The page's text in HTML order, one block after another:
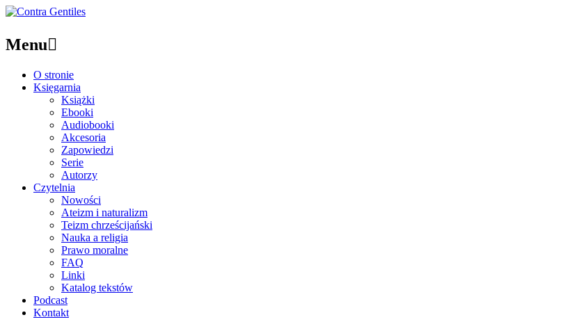
Menu
O stronie
Księgarnia
Książki
Ebooki
Audiobooki
Akcesoria
Zapowiedzi
Serie
Autorzy
Czytelnia
Nowości
Ateizm i naturalizm
Teizm chrześcijański
Nauka a religia
Prawo moralne
FAQ
Linki
Katalog tekstów
Podcast
Kontakt